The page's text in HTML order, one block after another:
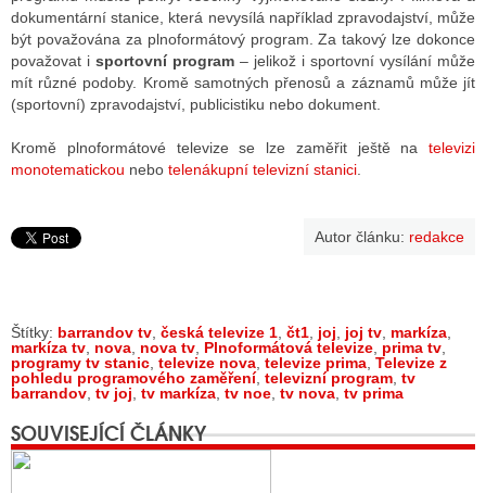
RÁDIA
STRÁNKY RÁDIÍ
STRÁNKY TV
STÁT BLOGEREM
BLOGERA
dokumentární stanice, která nevysílá například zpravodajství, může
být považována za plnoformátový program. Za takový lze dokonce
považovat i sportovní program – jelikož i sportovní vysílání může
mít různé podoby. Kromě samotných přenosů a záznamů může jít
(sportovní) zpravodajství, publicistiku nebo dokument.
Kromě plnoformátové televize se lze zaměřit ještě na televizi
monotematickou nebo telenákupní televizní stanici
Autor článku: redakce
Štítky: barrandov tv česká televize 1 čt1 joj joj tv markíza
markíza tv nova nova tv Plnoformátová televize prima tv
programy tv stanic televize nova televize prima Televize z
pohledu programového zaměření, televizní program tv
barrandov tv joj tv markíza tv noe tv nova tv prima
SOUVISEJÍCÍ ČLÁNKY